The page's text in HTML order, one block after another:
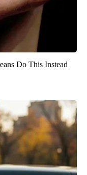
Do This Instead